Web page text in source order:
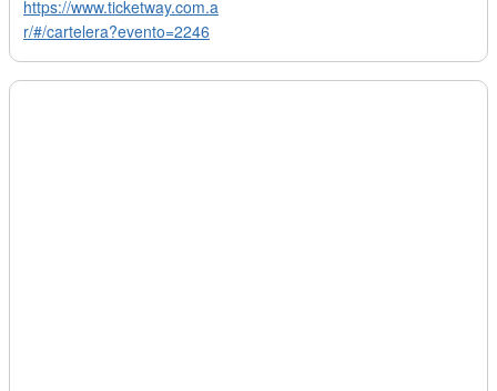
https://www.ticketway.com.a
r/#/cartelera?evento=2246